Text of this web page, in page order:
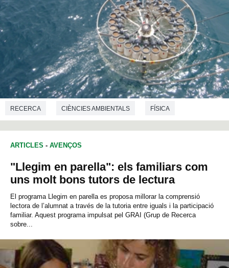
RECERCA CIÈNCIES AMBIENTALS FÍSICA
ARTICLES - AVENÇOS
"Llegim en parella": els familiars com
uns molt bons tutors de lectura
El programa Llegim en parella es proposa millorar la comprensió
lectora de l’alumnat a través de la tutoria entre iguals i la participació
familiar. Aquest programa impulsat pel GRAI (Grup de Recerca
sobre...